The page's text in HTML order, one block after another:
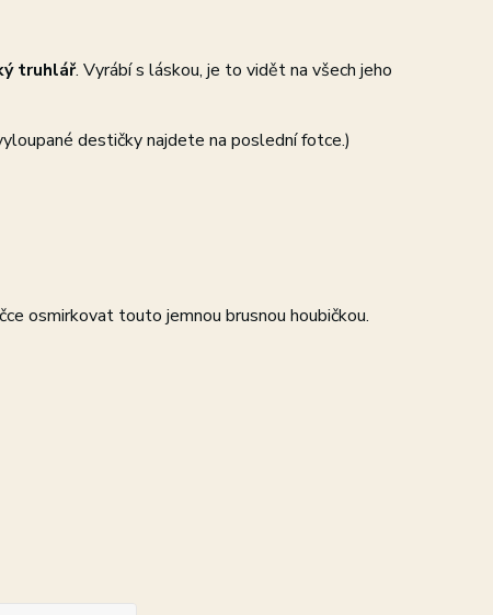
truhlář. Vyrábí s láskou, je to vidět na všech jeho
destičky najdete na poslední fotce.)
osmirkovat touto jemnou brusnou houbičkou.